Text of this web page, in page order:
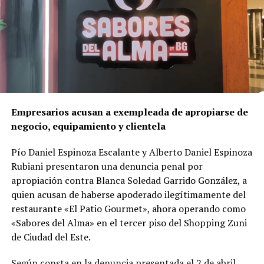
sufrió heridas físicas.
Un crimen ligado al corazón del negocio
A diferencia de lo que podría parecer un hecho aislado,
directamente vinculado al negocio mismo de la red
de franquicias.
Según el delegado
Luis Gustavo Timossi
del caso, Gomes habría reaccionado al temor de perder
el control de la red, sumado a divergencias por la
apertura de unaclínica odontológica competidora—
llamada Vitadent— que la propia víctima estaba
estructurando con una inversión cercana a R$ 800 mil.
Las pruebas
Durante cuatro años de trabajo investigativo, la Policía
Empresarios acusan a exempleada de apropiarse de
negocio, equipamiento y clientela
Pío Daniel Espinoza Escalante y Alberto Daniel Espinoza
Rubiani presentaron una denuncia penal por
apropiación contra Blanca Soledad Garrido González, a
quien acusan de haberse apoderado ilegítimamente del
restaurante «El Patio Gourmet», ahora operando como
«Sabores del Alma» en el tercer piso del Shopping Zuni
de Ciudad del Este.